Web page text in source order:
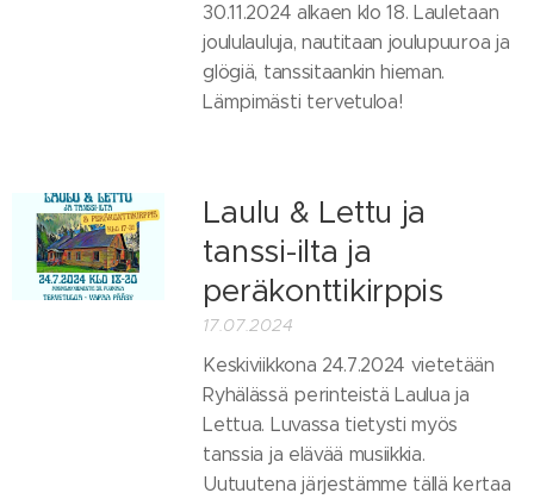
30.11.2024 alkaen klo 18. Lauletaan
joululauluja, nautitaan joulupuuroa ja
glögiä, tanssitaankin hieman.
Lämpimästi tervetuloa!
Laulu & Lettu ja
tanssi-ilta ja
peräkonttikirppis
17.07.2024
Keskiviikkona 24.7.2024 vietetään
Ryhälässä perinteistä Laulua ja
Lettua. Luvassa tietysti myös
tanssia ja elävää musiikkia.
Uutuutena järjestämme tällä kertaa